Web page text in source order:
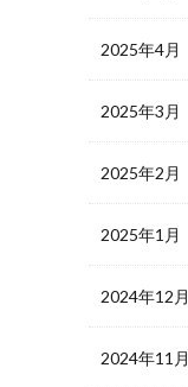
2025年4月
2025年3月
2025年2月
2025年1月
2024年12月
2024年11月